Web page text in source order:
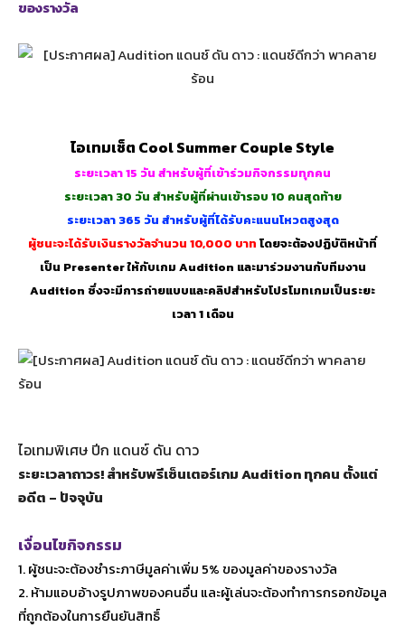
ของรางวัล
ไอเทมเซ็ต Cool Summer Couple Style
ระยะเวลา 15 วัน สำหรับผู้ที่เข้าร่วมกิจกรรมทุกคน
ระยะเวลา 30 วัน สำหรับผู้ที่ผ่านเข้ารอบ 10 คนสุดท้าย
ระยะเวลา 365 วัน สำหรับผู้ที่ได้รับคะแนนโหวตสูงสุด
ผู้ชนะจะได้รับเงินรางวัลจำนวน 10,000 บาท โดยจะต้องปฏิบัติหน้าที่
เป็น Presenter ให้กับเกม Audition และมาร่วมงานกับทีมงาน
Audition ซึ่งจะมีการถ่ายแบบและคลิปสำหรับโปรโมทเกมเป็นระยะ
เวลา 1 เดือน
ไอเทมพิเศษ ปีก แดนซ์ ดัน ดาว
ระยะเวลาถาวร! สำหรับพรีเซ็นเตอร์เกม Audition ทุกคน ตั้งแต่
อดีต – ปัจจุบัน
เงื่อนไขกิจกรรม
1. ผู้ชนะจะต้องชำระภาษีมูลค่าเพิ่ม 5% ของมูลค่าของรางวัล
2. ห้ามแอบอ้างรูปภาพของคนอื่น และผู้เล่นจะต้องทำการกรอกข้อมูล
ที่ถูกต้องในการยืนยันสิทธิ์